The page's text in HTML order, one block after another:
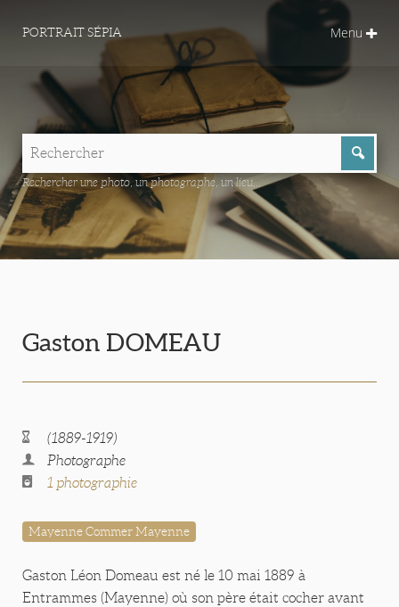
PORTRAIT SÉPIA Menu
Rechercher une photo, un photographe, un lieu...
Gaston DOMEAU
(1889-1919)
Photographe
1 photographie
Mayenne Commer Mayenne
Gaston Léon Domeau est né le 10 mai 1889 à
Entrammes (Mayenne) où son père était cocher avant